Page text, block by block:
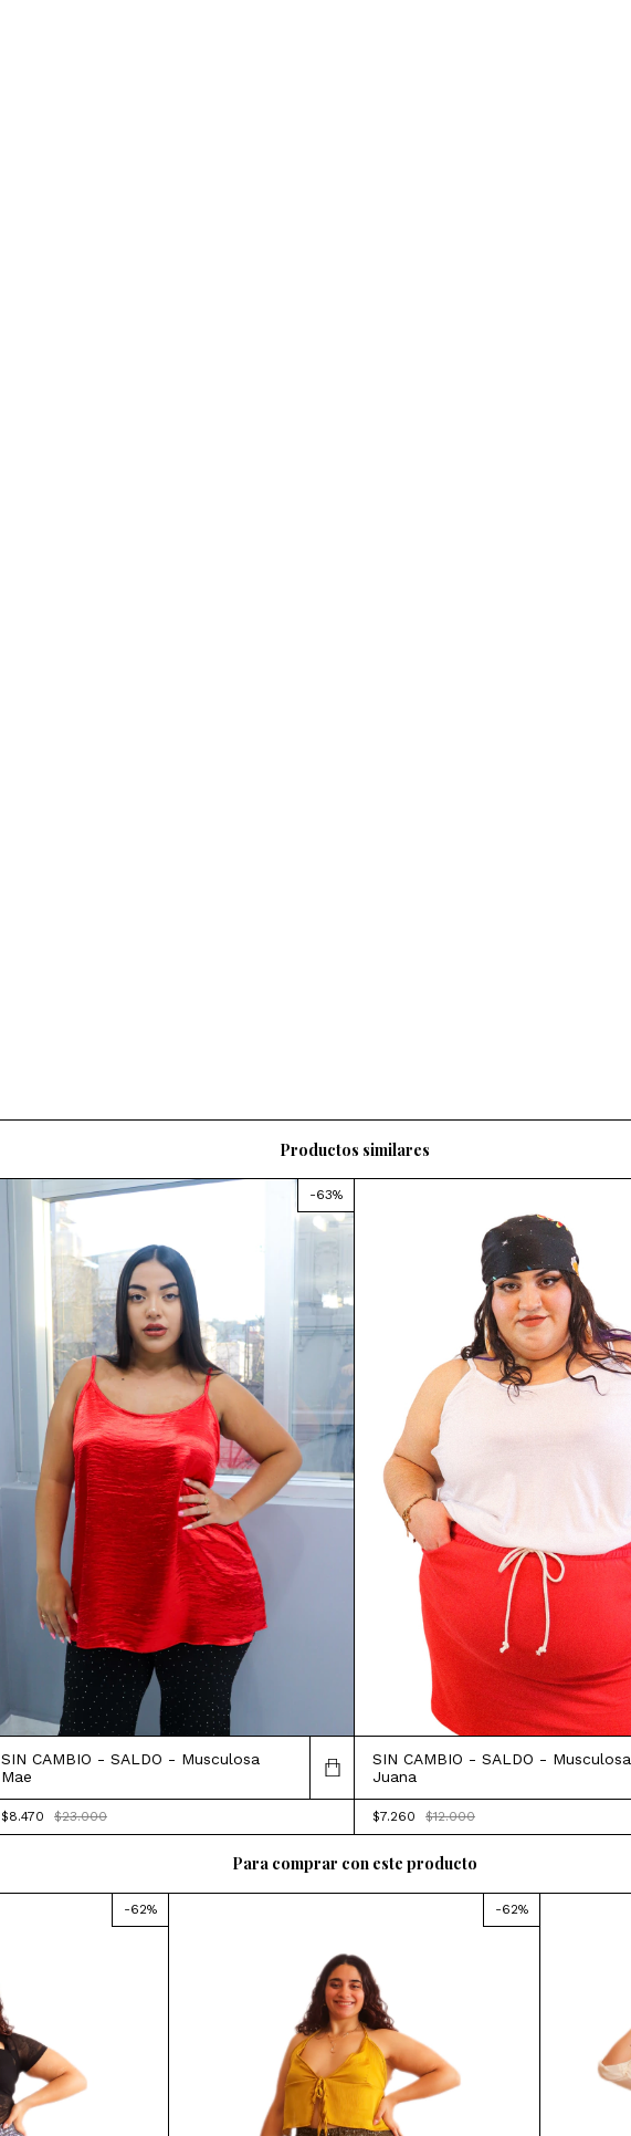
Productos similares
-63%
SIN CAMBIO - SALDO - Musculosa
Mae
$8.470 $23.000
SIN CAMBIO - SALDO - Musculosa
Juana
$7.260 $12.000
Para comprar con este producto
-62% -62%